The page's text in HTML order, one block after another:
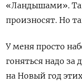
Moscow
«Ландышами».
произносят. Но
У меня просто
гоняться надо
на Новый год